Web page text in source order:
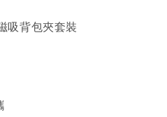
吸背包夾套裝